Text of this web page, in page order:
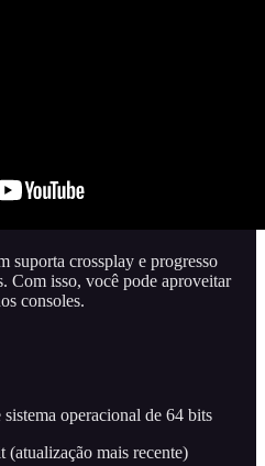
suporta crossplay e progresso
Com isso, você pode aproveitar
consoles.
operacional de 64 bits
mais recente)